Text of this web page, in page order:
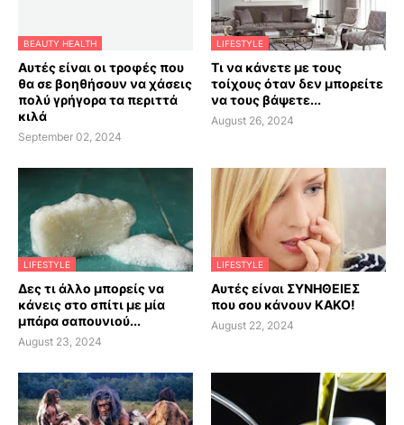
BEAUTY HEALTH
Αυτές είναι οι τροφές που
θα σε βοηθήσουν να χάσεις
πολύ γρήγορα τα περιττά
κιλά
September 02, 2024
LIFESTYLE
Τι να κάνετε με τους
τοίχους όταν δεν μπορείτε
να τους βάψετε...
August 26, 2024
LIFESTYLE
Δες τι άλλο μπορείς να
κάνεις στο σπίτι με μία
μπάρα σαπουνιού...
August 23, 2024
LIFESTYLE
Αυτές είναι ΣΥΝΗΘΕΙΕΣ
που σου κάνουν ΚΑΚΟ!
August 22, 2024